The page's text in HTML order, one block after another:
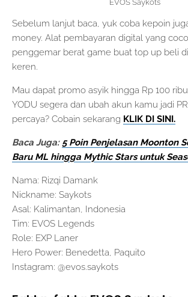
EVOS Saykots
Sebelum lanjut baca, yuk coba kepoin
money. Alat pembayaran digital yang
penggemar berat game buat top up beli
keren.
Mau dapat promo asyik hingga Rp 100
YODU segera dan ubah akun kamu jadi
percaya? Cobain sekarang KLIK DI SINI.
Baca Juga: 5 Poin Penjelasan Moonton
Baru ML hingga Mythic Stars untuk
Nama: Rizqi Damank
Nickname: Saykots
Asal: Kalimantan, Indonesia
Tim: EVOS Legends
Role: EXP Laner
Hero Power: Benedetta, Paquito
Instagram: @evos.saykots